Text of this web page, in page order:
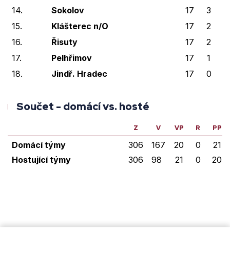
14.
Sokolov 17 3
15.
Klášterec n/O 17 2
16.
Řisuty 17 2
17.
Pelhřimov 17 1
18.
Jindř. Hradec 17 0
Součet - domácí vs. hosté
Z V VP R PP
Domácí týmy 306 167 20 0
21
Hostující týmy
306 98 21 0 20